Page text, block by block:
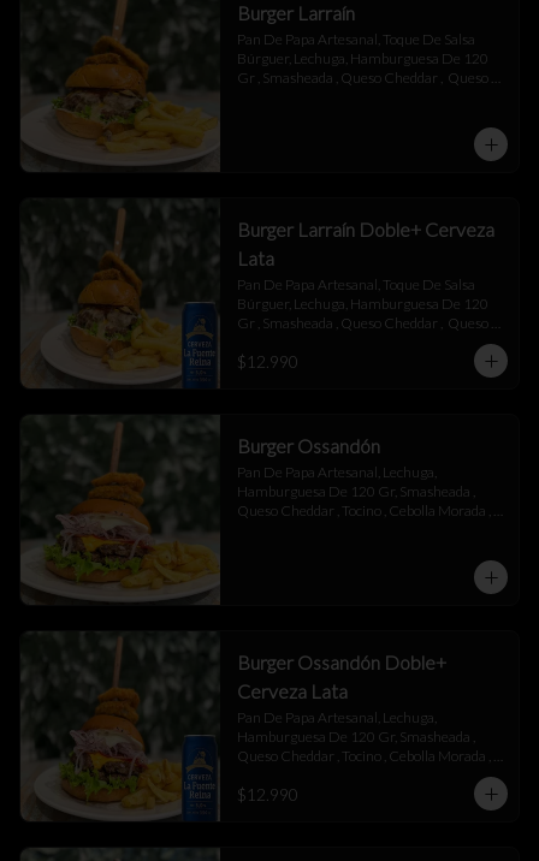
Burger Larraín
Pan De Papa Artesanal, Toque De Salsa
Búrguer, Lechuga, Hamburguesa De 120
Gr , Smasheada , Queso Cheddar ,  Queso
Burger Larraín Doble+ Cerveza
Lata
Pan De Papa Artesanal, Toque De Salsa
Búrguer, Lechuga, Hamburguesa De 120
Gr , Smasheada , Queso Cheddar ,  Queso
Champiñones Salteados , Toque De
$12.990
Burger Ossandón
Pan De Papa Artesanal, Lechuga,
Hamburguesa De 120 Gr, Smasheada ,
Queso Cheddar , Tocino , Cebolla Morada ,
Burger Ossandón Doble+
Cerveza Lata
Pan De Papa Artesanal, Lechuga,
Hamburguesa De 120 Gr, Smasheada ,
Queso Cheddar , Tocino , Cebolla Morada ,
$12.990